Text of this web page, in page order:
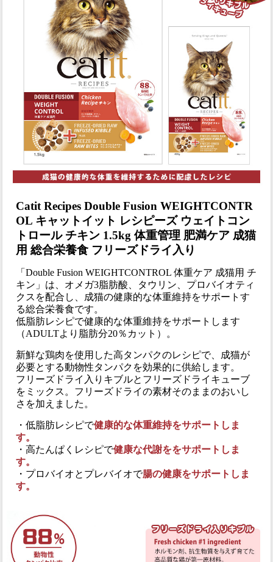
Catit Recipes Double Fusion WEIGHTCONTR
OL キャットイット レシピーズ ウェイトコン
トロール チキン 1.5kg 体重管理 肥満ケア 成猫
用 総合栄養食 フリーズドライ入り
「Double Fusion WEIGHTCONTROL 体重ケア 成猫用 チ
キン」は、オメガ3脂肪酸、タウリン、プロバイオティ
クスを配合し、成猫の健康的な体重維持をサポートす
る総合栄養食です。
低脂肪レシピで健康的な体重維持をサポートします
（ADULTより脂肪分20％カット）。
新鮮な鶏肉を使用した高タンパクのレシピで、成猫が
必要とする動物性タンパクを効果的に供給します。
フリーズドライ入りキブルとフリーズドライキューブ
をミックス。フリーズドライの素材そのままのおいし
さを加えました。
・低脂肪レシピで健康的な体重維持をサポートしま
す。
・高たんぱくレシピで健康な代謝ををサポートしま
す。
・プロバイオとプレバイオで腸の健康をサポートしま
す。